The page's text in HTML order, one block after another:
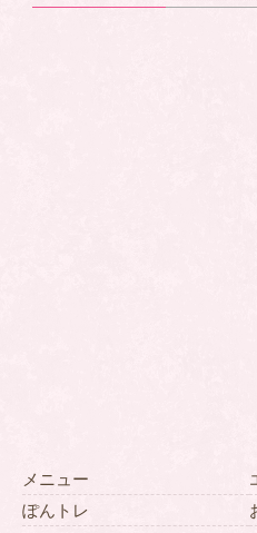
メニュー
ぽんトレ